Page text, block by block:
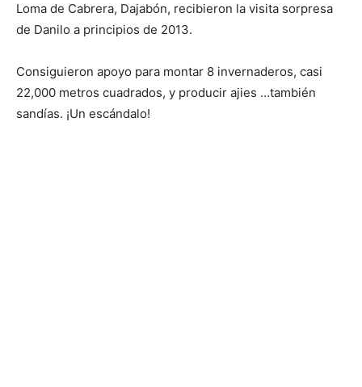
Loma de Cabrera, Dajabón, recibieron la visita sorpresa
de Danilo a principios de 2013.
Consiguieron apoyo para montar 8 invernaderos, casi
22,000 metros cuadrados, y producir ajies …también
sandías. ¡Un escándalo!